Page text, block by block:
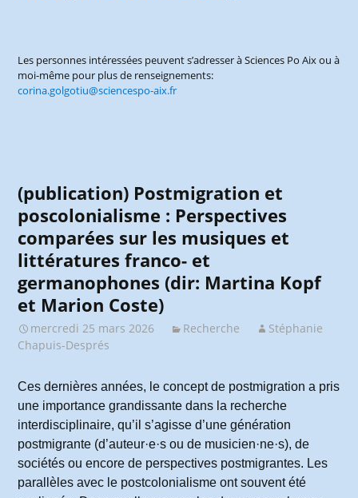
Les personnes intéressées peuvent s’adresser à Sciences Po Aix ou à
moi-même pour plus de renseignements:
corina.golgotiu@sciencespo-aix.fr
(publication) Postmigration et
poscolonialisme : Perspectives
comparées sur les musiques et
littératures franco- et
germanophones (dir: Martina Kopf
et Marion Coste)
mercredi 25 mars 2026 Recherche
Stéphanie
Chapuis-Després
Ces dernières années, le concept de postmigration a pris
une importance grandissante dans la recherche
interdisciplinaire, qu’il s’agisse d’une génération
postmigrante (d’auteur·e·s ou de musicien·ne·s), de
sociétés ou encore de perspectives postmigrantes. Les
parallèles avec le postcolonialisme ont souvent été